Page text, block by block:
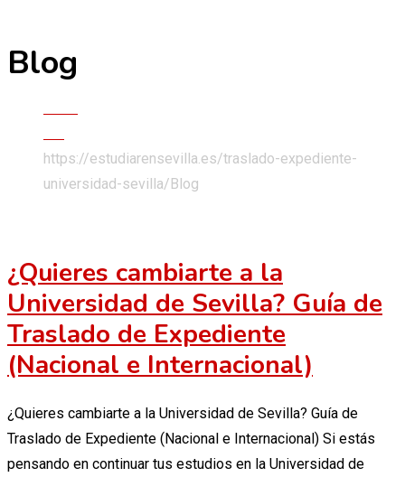
Skip
Blog
https://estudiarensevilla.es/traslado-expediente-
universidad-sevilla/Blog
¿Quieres cambiarte a la
Universidad de Sevilla? Guía de
Traslado de Expediente
(Nacional e Internacional)
¿Quieres cambiarte a la Universidad de Sevilla? Guía de
Traslado de Expediente (Nacional e Internacional) Si estás
pensando en continuar tus estudios en la Universidad de